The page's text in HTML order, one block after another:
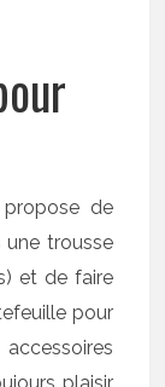
de
une trousse
et de faire
pour